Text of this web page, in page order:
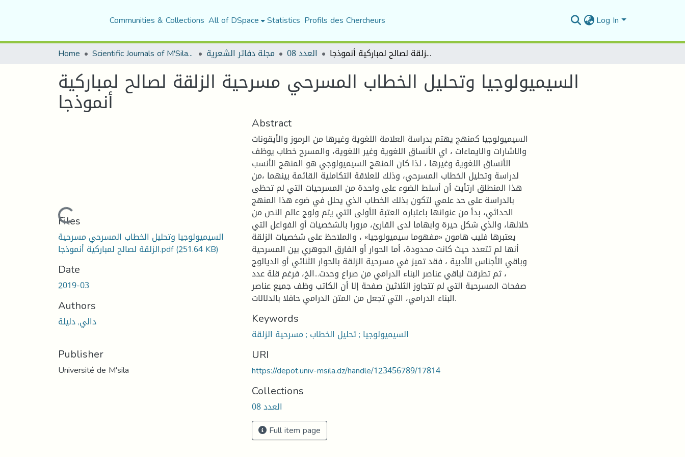
Communities & Collections All of DSpace Statistics Profils des Chercheurs Log In
Home Scientific Journals of M'Sila University مجلة دفاتر الشعرية العدد 08 السيميولوجيا وتحليل الخطاب المسرحي مسرحية الزلقة لصالح لمباركية أنموذجا
السيميولوجيا وتحليل الخطاب المسرحي مسرحية الزلقة لصالح لمباركية
أنموذجا
Loading...
Files
السيميولوجيا وتحليل الخطاب المسرحي مسرحية
الزلقة لصالح لمباركية أنموذجا.pdf(251.64 KB)
Date
2019-03
Authors
دالي, دليلة
Publisher
Université de M'sila
Abstract
السيميولوجيا كمنهج يهتم بدراسة العلامة اللغوية وغيرها من الرموز والأيقونات
والاشارات والايماءات ، اي الأنساق اللغوية وغير اللغوية، والمسرح خطاب يوظف
الأنساق اللغوية وغيرها ، لذا كان المنهج السيميولوجي هو المنهج الأنسب
لدراسة وتحليل الخطاب المسرحي، وذلك للعلاقة التكاملية القائمة بينهما ،من
هذا المنطلق ارتأيت أن أسلط الضوء على واحدة من المسرحيات التي لم تحظى
بالدراسة على حد علمي لتكون بذلك الخطاب الذي يحلل في ضوء هذا المنهج
الحداثي، بدأ من عنوانها باعتباره العتبة الأولى التي يتم ولوج عالم النص من
خلالها، والذي شكل حيرة وابهاما لدى القارئ، مرورا بالشخصيات أو الفواعل التي
يعتبرها فليب هامون «مفهوما سيميولوجيا» ، والملاحظ على شخصيات الزلقة
أنها لم تتعدد حيث كانت محدودة، أما الحوار أو الفارق الجوهري بين المسرحية
وباقي الأجناس الأدبية ، فقد تميز في مسرحية الزلقة بالحوار الثنائي أو الديالوج
، ثم تطرقت لباقي عناصر البناء الدرامي من صراع وحدث...الخ، فرغم قلة عدد
صفحات المسرحية التي لم تتجاوز الثلاثين صفحة إلا أن الكاتب وظف جميع عناصر
البناء الدرامي، التي تجعل من المتن الدرامي حافلا بالدلالات.
Keywords
السيميولوجيا ; تحليل الخطاب ; مسرحية الزلقة
URI
https://depot.univ-msila.dz/handle/123456789/17814
Collections
العدد 08
Full item page